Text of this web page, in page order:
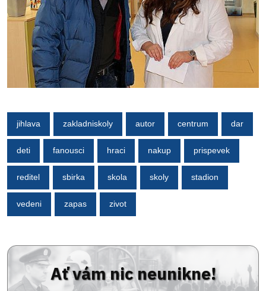
jihlava zakladniskoly autor centrum dar
deti fanousci hraci nakup prispevek
reditel sbirka skola skoly stadion
vedeni zapas zivot
Ať vám nic neunikne!